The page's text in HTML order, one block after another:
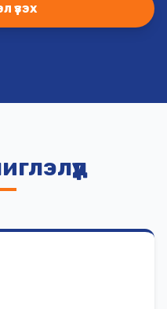
үзэх